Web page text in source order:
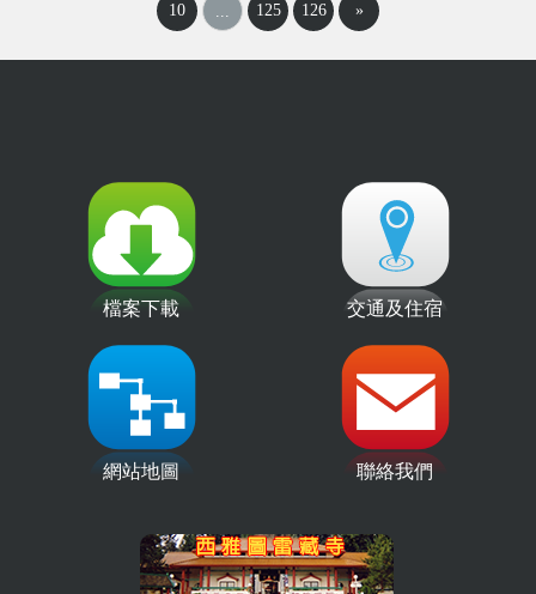
10 ... 125 126 »
檔案下載 交通及住宿
網站地圖 聯絡我們